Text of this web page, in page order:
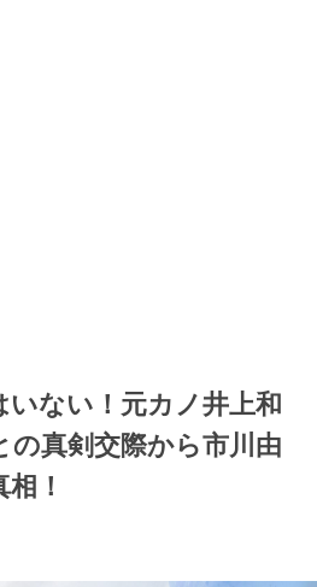
いない！元カノ井上和
の真剣交際から市川由
！